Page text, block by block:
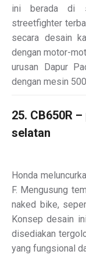
ini berada di
streetfighter
secara desain
dengan motor-
urusan Dapur
dengan mesin
25. CB650R
selatan
Honda
F. Mengusung
naked bike,
Konsep desain
disediakan
yang fungsional